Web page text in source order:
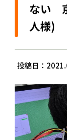
ない
人様)
投稿日：